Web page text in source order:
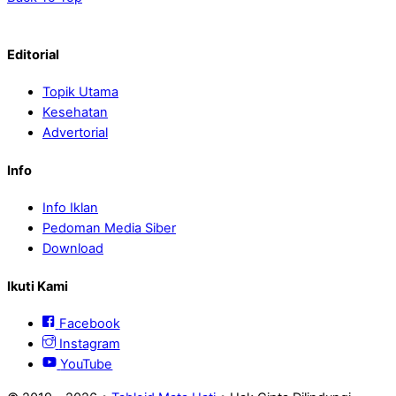
Editorial
Topik Utama
Kesehatan
Advertorial
Info
Info Iklan
Pedoman Media Siber
Download
Ikuti Kami
Facebook
Instagram
YouTube